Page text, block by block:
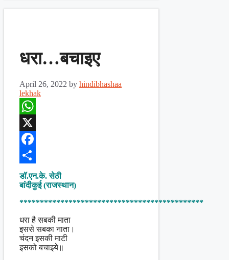
धरा…बचाइए
April 26, 2022 by hindibhashaa
lekhak
WhatsApp
X
Facebook
Share
डॉ.एन.के. सेठी
बांदीकुई (राजस्थान)
*********************************************
धरा है सबकी माता
इससे सबका नाता।
चंदन इसकी माटी
इसको बचाइये॥